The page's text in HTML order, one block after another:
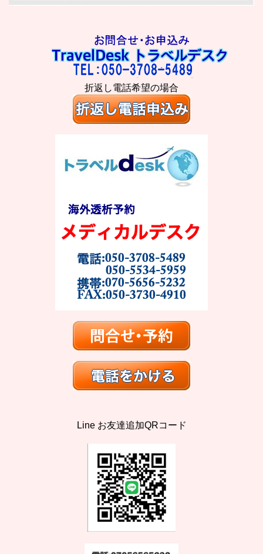
折返し電話希望の場合
Line お友達追加QRコード